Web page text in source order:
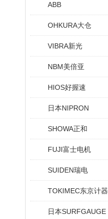
ABB
OHKURA大仓
VIBRA新光
NBM美倍亚
HIOS好握速
日本NIPRON
SHOWA正和
FUJI富士电机
SUIDEN瑞电
TOKIMEC东京计器
日本SURFGAUGE